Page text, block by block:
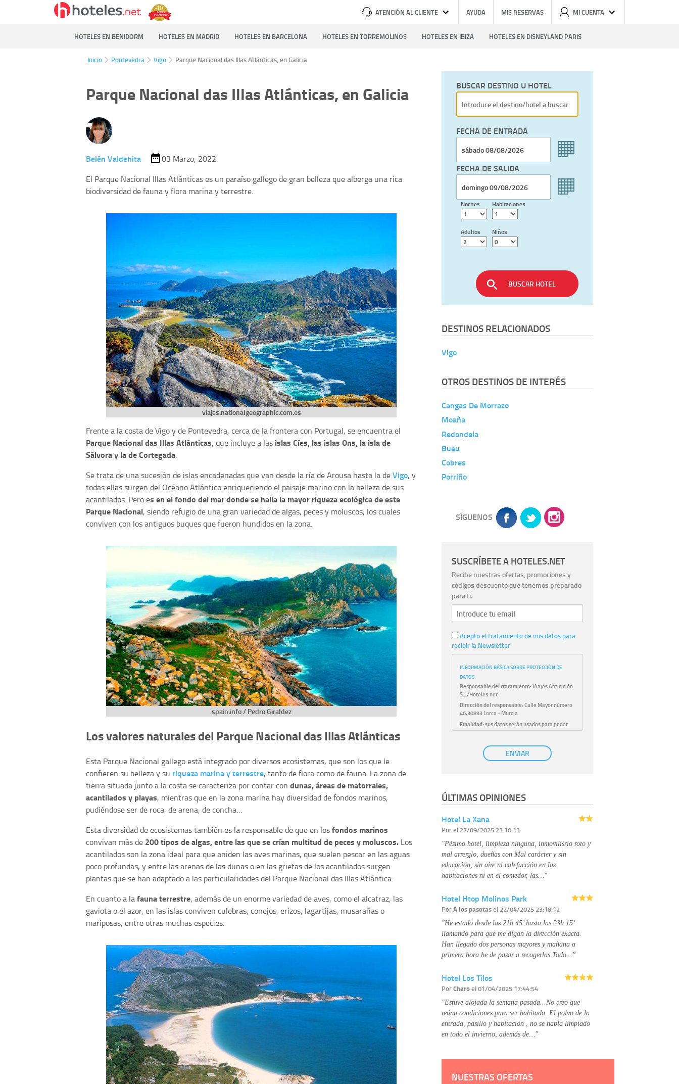
ATENCIÓN AL CLIENTE AYUDA MIS RESERVAS MI CUENTA
HOTELES EN BENIDORM HOTELES EN MADRID HOTELES EN BARCELONA HOTELES EN TORREMOLINOS HOTELES EN IBIZA HOTELES EN DISNEYLAND PARIS
Inicio Pontevedra Vigo Parque Nacional das Illas Atlánticas, en Galicia
Parque Nacional das Illas Atlánticas, en Galicia
Belén Valdehita
03 Marzo, 2022
El Parque Nacional Illas Atlánticas es un paraíso gallego de gran belleza que alberga una rica
biodiversidad de fauna y flora marina y terrestre.
viajes.nationalgeographic.com.es
Frente a la costa de Vigo y de Pontevedra, cerca de la frontera con Portugal, se encuentra el
Parque Nacional das Illas Atlánticas, que incluye a las islas Cíes, las islas Ons, la isla de
Sálvora y la de Cortegada.
Se trata de una sucesión de islas encadenadas que van desde la ría de Arousa hasta la deVigo, y
todas ellas surgen del Océano Atlántico enriqueciendo el paisaje marino con la belleza de sus
acantilados. Pero es en el fondo del mar donde se halla la mayor riqueza ecológica de este
Parque Nacional, siendo refugio de una gran variedad de algas, peces y moluscos, los cuales
conviven con los antiguos buques que fueron hundidos en la zona.
spain.info / Pedro Giraldez
Los valores naturales del Parque Nacional das Illas Atlánticas
Esta Parque Nacional gallego está integrado por diversos ecosistemas, que son los que le
confieren su belleza y su riqueza marina y terrestre, tanto de flora como de fauna. La zona de
tierra situada junto a la costa se caracteriza por contar con dunas, áreas de matorrales,
acantilados y playas, mientras que en la zona marina hay diversidad de fondos marinos,
pudiéndose ser de roca, de arena, de concha…
Esta diversidad de ecosistemas también es la responsable de que en losfondos marinos
convivan más de 200 tipos de algas, entre las que se crían multitud de peces y moluscos. Los
acantilados son la zona ideal para que aniden las aves marinas, que suelen pescar en las aguas
poco profundas, y entre las arenas de las dunas o en las grietas de los acantilados surgen
plantas que se han adaptado a las particularidades del Parque Nacional das Illas Atlántica.
En cuanto a lafauna terrestre, además de un enorme variedad de aves, como el alcatraz, las
gaviota o el azor, en las islas conviven culebras, conejos, erizos, lagartijas, musarañas o
mariposas, entre otras muchas especies.
BUSCAR DESTINO U HOTEL
FECHA DE ENTRADA
FECHA DE SALIDA
Noches Habitaciones
Adultos Niños
BUSCAR HOTEL
DESTINOS RELACIONADOS
Vigo
OTROS DESTINOS DE INTERÉS
Cangas De Morrazo
Moaña
Redondela
Bueu
Cobres
Porriño
SÍGUENOS
SUSCRÍBETE A HOTELES.NET
Recibe nuestras ofertas, promociones y
códigos descuento que tenemos preparado
para ti.
Acepto el tratamiento de mis datos para
recibir la Newsletter
INFORMACIÓN BÁSICA SOBRE PROTECCIÓN DE
DATOS
Responsable del tratamiento:Viajes Anticiclón
S.L/Hoteles.net
Dirección del responsable:Calle Mayor número
46,30893 Lorca - Murcia
Finalidad:sus datos serán usados para poder
atender sus solicitudes y prestarle nuestros
Publicidad: solo le enviaremos publicidad con su
autorización previa, que podrá facilitarnos
con su consentimiento previo, que podrá
facilitarnos mediante la casilla correspondiente
Destinatarios:
personal de nuestra entidad que esté
conocimiento de la información que le pedimos.
No se comunicarán datos a terceros.
Derechos: tiene derecho a saber qué
información tenemos sobre usted, corregirla y
eliminarla, tal y como se explica en la
página web.
Información complementaria:Puede consultar
tratamos sus datos en lapolítica de privacidad
ENVIAR
ÚLTIMAS OPINIONES
Hotel La Xana
Porel 27/09/2025 23:10:13
"Pésimo hotel, limpieza ninguna, inmovilisrio roto y
mal arrerglo, dueñas con Mal carácter y sin
educación, sin aire ni calefacción en las
habitaciones ni en el comedor, las…"
Hotel Htop Molinos Park
PorA los pasotasel 22/04/2025 23:18:12
"He estado desde las 21h 45’ hasta las 23h 15’
llamando para que me digan la dirección exacta.
Han llegado dos personas mayores y mañana a
primera hora he de pasar a recogerlas.Todo…"
Hotel Los Tilos
PorCharoel 01/04/2025 17:44:54
"Estuve alojada la semana pasada...No creo que
reúna condiciones para ser habitado. El polvo de la
entrada, pasillo y habitación , no se había limpiado
en todo el invierno, además de…"
NUESTRAS OFERTAS